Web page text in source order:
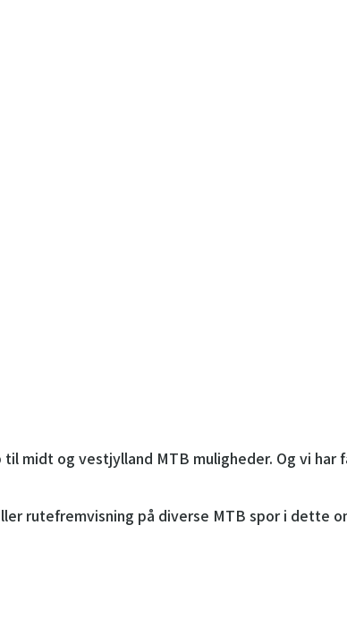
midt og vestjylland MTB muligheder. Og vi
rutefremvisning på diverse MTB spor i dette